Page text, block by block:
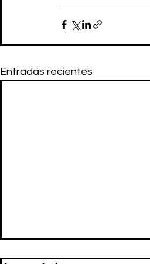
Entradas recientes